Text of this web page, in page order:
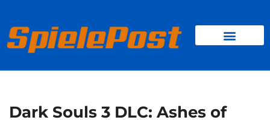
springen
Dark Souls 3 DLC: Ashes of